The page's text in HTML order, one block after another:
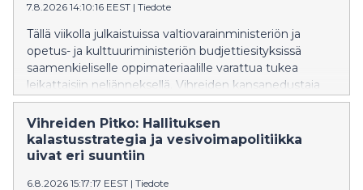
toimenpiteisiin.
7.8.2026 14:10:16 EEST | Tiedote
Tällä viikolla julkaistuissa valtiovarainministeriön ja
opetus- ja kulttuuriministeriön budjettiesityksissä
saamenkieliselle oppimateriaalille varattua tukea
leikattaisiin neljänneksellä. Vihreiden kansanedustaja
Inka Hopsu vaatii hallitusta kunnioittamaan ja
vahvistamaan saamelaisten oikeuksia ja perumaan
leikkauksen syksyn budjettiriihessä.
Vihreiden Pitko: Hallituksen
kalastusstrategia ja vesivoimapolitiikka
uivat eri suuntiin
6.8.2026 15:17:17 EEST | Tiedote